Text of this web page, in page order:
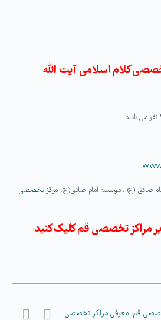
کلام اسلامی آیت الله
صادق (ع) ، موسسه امام صادق(ع)، مرکز تخصصی
مراکز تخصصی قم کلیک کنید
قم، معرفی مراکز تخصصی